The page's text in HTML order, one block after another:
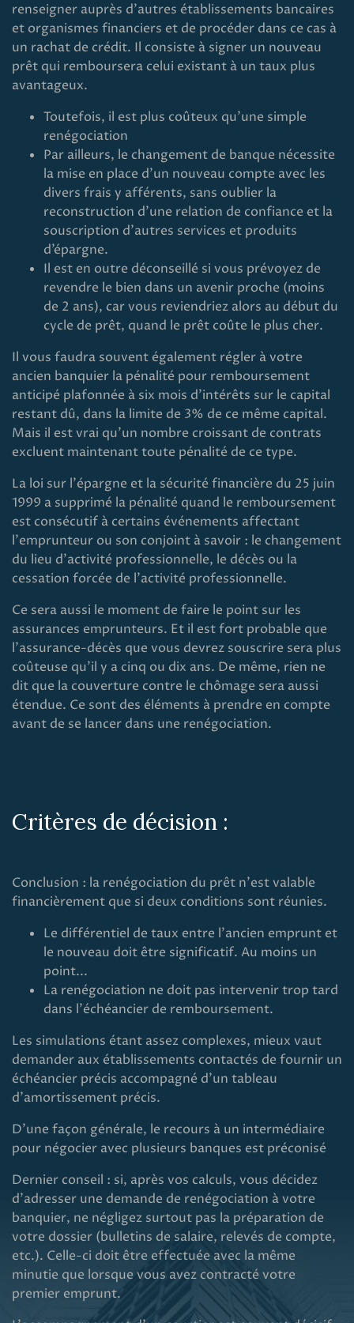
renseigner auprès d’autres établissements bancaires
et organismes financiers et de procéder dans ce cas à
un rachat de crédit. Il consiste à signer un nouveau
prêt qui remboursera celui existant à un taux plus
avantageux.
Toutefois, il est plus coûteux qu’une simple
renégociation
Par ailleurs, le changement de banque nécessite
la mise en place d’un nouveau compte avec les
divers frais y afférents, sans oublier la
reconstruction d’une relation de confiance et la
souscription d’autres services et produits
d’épargne.
Il est en outre déconseillé si vous prévoyez de
revendre le bien dans un avenir proche (moins
de 2 ans), car vous reviendriez alors au début du
cycle de prêt, quand le prêt coûte le plus cher.
Il vous faudra souvent également régler à votre
ancien banquier la pénalité pour remboursement
anticipé plafonnée à six mois d'intérêts sur le capital
restant dû, dans la limite de 3% de ce même capital.
Mais il est vrai qu'un nombre croissant de contrats
excluent maintenant toute pénalité de ce type.
La loi sur l'épargne et la sécurité financière du 25 juin
1999 a supprimé la pénalité quand le remboursement
est consécutif à certains événements affectant
l'emprunteur ou son conjoint à savoir : le changement
du lieu d'activité professionnelle, le décès ou la
cessation forcée de l'activité professionnelle.
Ce sera aussi le moment de faire le point sur les
assurances emprunteurs. Et il est fort probable que
l'assurance-décès que vous devrez souscrire sera plus
coûteuse qu'il y a cinq ou dix ans. De même, rien ne
dit que la couverture contre le chômage sera aussi
étendue. Ce sont des éléments à prendre en compte
avant de se lancer dans une renégociation.
Critères de décision :
Conclusion : la renégociation du prêt n'est valable
financièrement que si deux conditions sont réunies.
Le différentiel de taux entre l'ancien emprunt et
le nouveau doit être significatif. Au moins un
point...
La renégociation ne doit pas intervenir trop tard
dans l'échéancier de remboursement.
Les simulations étant assez complexes, mieux vaut
demander aux établissements contactés de fournir un
échéancier précis accompagné d'un tableau
d'amortissement précis.
D'une façon générale, le recours à un intermédiaire
pour négocier avec plusieurs banques est préconisé
Dernier conseil : si, après vos calculs, vous décidez
d'adresser une demande de renégociation à votre
banquier, ne négligez surtout pas la préparation de
votre dossier (bulletins de salaire, relevés de compte,
etc.). Celle-ci doit être effectuée avec la même
minutie que lorsque vous avez contracté votre
premier emprunt.